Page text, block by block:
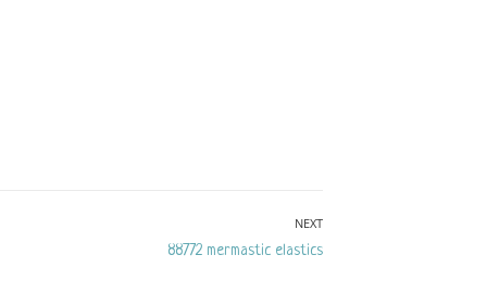
NEXT
Next
88772 mermastic elastics